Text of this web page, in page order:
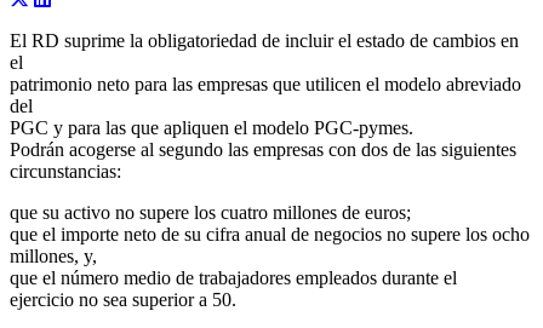
El RD suprime la obligatoriedad de incluir el estado de cambios en
el
patrimonio neto para las empresas que utilicen el modelo abreviado
del
PGC y para las que apliquen el modelo PGC-pymes.
Podrán acogerse al segundo las empresas con dos de las siguientes
circunstancias:
que su activo no supere los cuatro millones de euros;
que el importe neto de su cifra anual de negocios no supere los ocho
millones, y,
que el número medio de trabajadores empleados durante el
ejercicio no sea superior a 50.